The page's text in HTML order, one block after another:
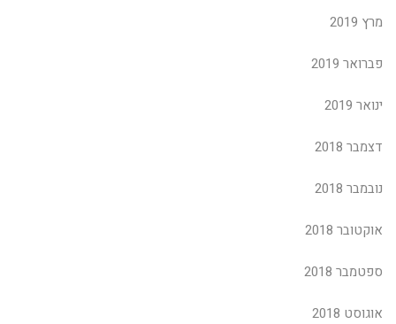
מרץ 2019
פברואר 2019
ינואר 2019
דצמבר 2018
נובמבר 2018
אוקטובר 2018
ספטמבר 2018
אוגוסט 2018